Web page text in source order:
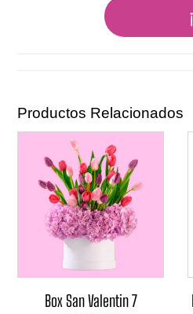
Productos Relacionados
Box San Valentin 7